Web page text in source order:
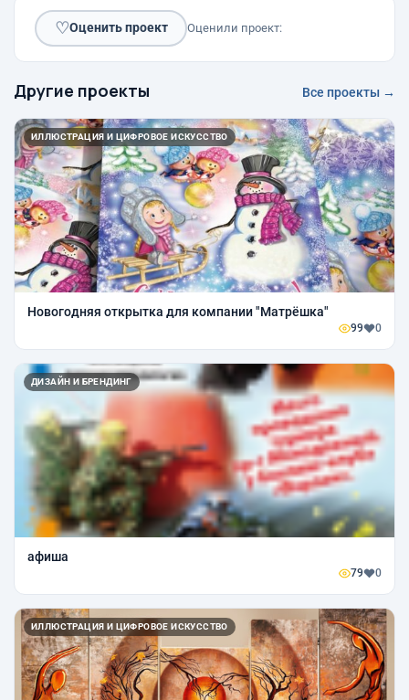
♡Оценить проект Оценили проект:
Другие проекты Все проекты →
ИЛЛЮСТРАЦИЯ И ЦИФРОВОЕ ИСКУССТВО
Новогодняя открытка для компании "Матрёшка"
99 0
ДИЗАЙН И БРЕНДИНГ
афиша
79 0
ИЛЛЮСТРАЦИЯ И ЦИФРОВОЕ ИСКУССТВО